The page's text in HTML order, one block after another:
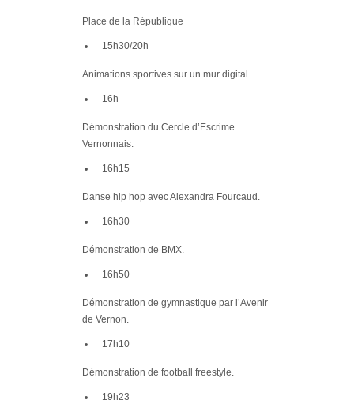
Place de la République
15h30/20h
Animations sportives sur un mur digital .
16h
Démonstration du Cercle d’Escrime
Vernonnais.
16h15
Danse hip hop avec Alexandra Fourcaud.
16h30
Démonstration de BMX.
16h50
Démonstration de gymnastique par l’Avenir
de Vernon.
17h10
Démonstration de football freestyle.
19h23